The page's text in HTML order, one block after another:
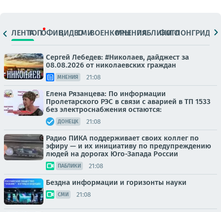
ЛЕНТАТОПОФИЦ.ВИДЕОСМИВОЕНКОРЫМНЕНИЯПАБЛИКИ
ФОТОЛОНГРИДЫ
Сергей Лебедев: #Николаев, дайджест за
08.08.2026 от николаевских граждан
МНЕНИЯ 21:08
Елена Рязанцева: По информации
Пролетарского РЭС в связи с аварией в ТП 1533
без электроснабжения остаются:
ДОНЕЦК 21:08
Радио ПИКА поддерживает своих коллег по
эфиру — и их инициативу по предупреждению
людей на дорогах Юго-Запада России
ПАБЛИКИ 21:08
Бездна информации и горизонты науки
СМИ 21:08